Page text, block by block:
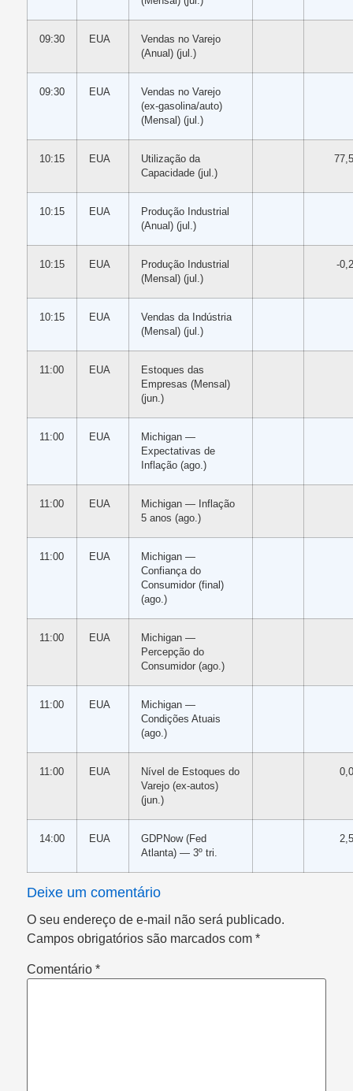
09:30 EUA
Vendas no Varejo
(Anual) (jul.)
09:30 EUA
Vendas no Varejo
(ex-gasolina/auto)
(Mensal) (jul.)
10:15 EUA
Utilização da
Capacidade (jul.)
10:15 EUA
Produção Industrial
(Anual) (jul.)
10:15 EUA
Produção Industrial
(Mensal) (jul.)
-
10:15 EUA
Vendas da Indústria
(Mensal) (jul.)
11:00 EUA
Estoques das
Empresas (Mensal)
(jun.)
11:00 EUA
Michigan —
Expectativas de
Inflação (ago.)
11:00 EUA
Michigan — Inflação
5 anos (ago.)
11:00 EUA
Michigan —
Confiança do
Consumidor (final)
(ago.)
11:00 EUA
Michigan —
Percepção do
Consumidor (ago.)
11:00 EUA
Michigan —
Condições Atuais
(ago.)
11:00 EUA
Nível de Estoques do
Varejo (ex-autos)
(jun.)
14:00 EUA
GDPNow (Fed
Atlanta) — 3º tri.
Deixe um comentário
O seu endereço de e-mail não será publicado.
Campos obrigatórios são marcados com *
Comentário *